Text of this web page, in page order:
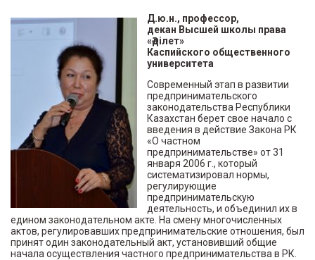
оговоркой
Д.ю.н., профессор,
декан Высшей школы права
«Әділет»
Каспийского общественного
университета
Современный этап в развитии
предпринимательского
законодательства Республики
Казахстан берет свое начало с
введения в действие Закона РК
«О частном
предпринимательстве» от 31
января 2006 г., который
систематизировал нормы,
регулирующие
предпринимательскую
деятельность, и объединил их в
едином законодательном акте. На смену многочисленных
актов, регулировавших предпринимательские отношения, был
принят один законодательный акт, установивший общие
начала осуществления частного предпринимательства в РК.